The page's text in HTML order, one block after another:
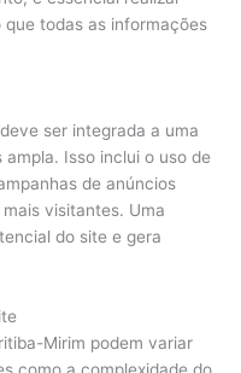
todas as informações
ser integrada a uma
Isso inclui o uso de
de anúncios
visitantes. Uma
do site e gera
Mirim podem variar
como a complexidade do